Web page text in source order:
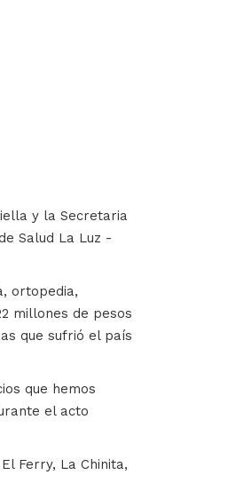
y la Secretaria
Salud La Luz -
ortopedia,
millones de pesos
que sufrió el país
que hemos
el acto
Ferry, La Chinita,